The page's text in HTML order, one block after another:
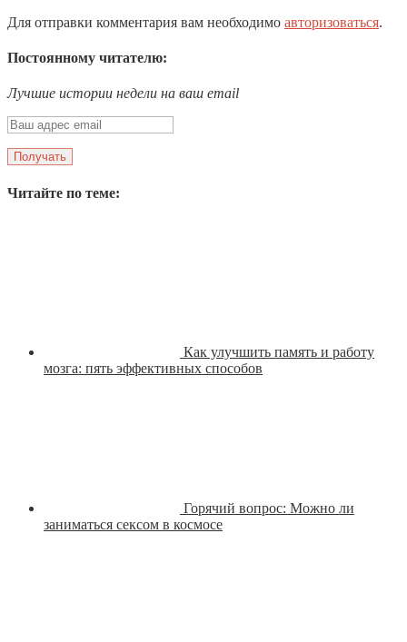
Для отправки комментария вам необходимо авторизоваться.
Постоянному читателю:
Лучшие истории недели на ваш email
Читайте по теме:
Как улучшить память и работу
мозга: пять эффективных способов
Горячий вопрос: Можно ли
заниматься сексом в космосе